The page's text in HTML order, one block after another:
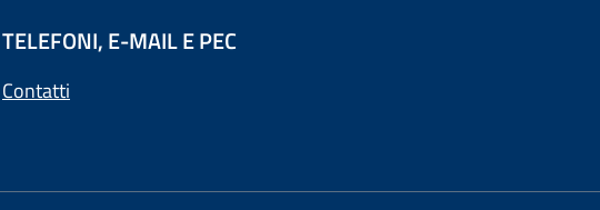
TELEFONI, E-MAIL E PEC
Contatti